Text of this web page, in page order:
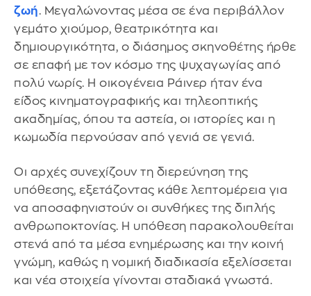
ζωή. Μεγαλώνοντας μέσα σε ένα περιβάλλον
γεμάτο χιούμορ, θεατρικότητα και
δημιουργικότητα, ο διάσημος σκηνοθέτης ήρθε
σε επαφή με τον κόσμο της ψυχαγωγίας από
πολύ νωρίς. Η οικογένεια Ράινερ ήταν ένα
είδος κινηματογραφικής και τηλεοπτικής
ακαδημίας, όπου τα αστεία, οι ιστορίες και η
κωμωδία περνούσαν από γενιά σε γενιά.
Οι αρχές συνεχίζουν τη διερεύνηση της
υπόθεσης, εξετάζοντας κάθε λεπτομέρεια για
να αποσαφηνιστούν οι συνθήκες της διπλής
ανθρωποκτονίας. Η υπόθεση παρακολουθείται
στενά από τα μέσα ενημέρωσης και την κοινή
γνώμη, καθώς η νομική διαδικασία εξελίσσεται
και νέα στοιχεία γίνονται σταδιακά γνωστά.